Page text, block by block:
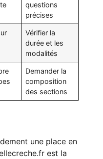
questions
précises
Vérifier la
durée et les
modalités
Demander la
composition
des sections
une place en
est la